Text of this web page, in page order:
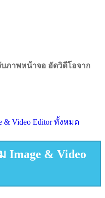
บภาพหน้าจอ อัดวิดีโอจาก
Video Editor ทั้งหมด
Image & Video